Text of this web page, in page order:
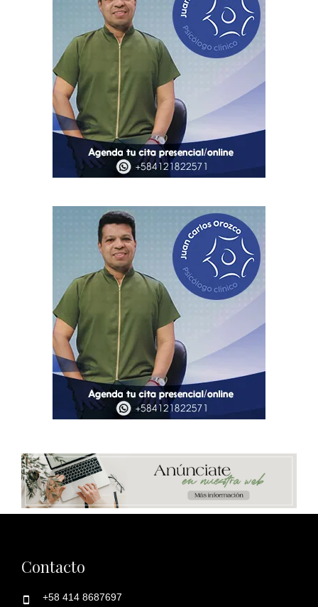
Contacto
+58 414 8687697